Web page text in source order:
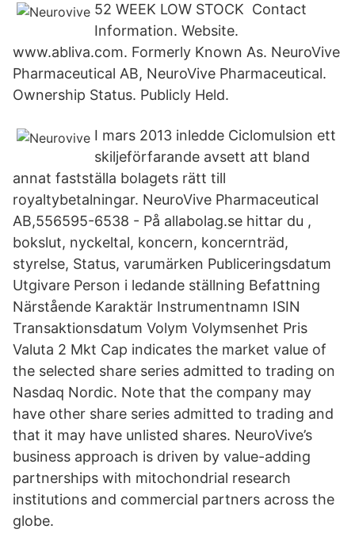
52 WEEK LOW STOCK Contact
Information. Website.
www.abliva.com. Formerly Known As. NeuroVive
Pharmaceutical AB, NeuroVive Pharmaceutical.
Ownership Status. Publicly Held.
I mars 2013 inledde Ciclomulsion ett
skiljeförfarande avsett att bland
annat fastställa bolagets rätt till
royaltybetalningar. NeuroVive Pharmaceutical
AB,556595-6538 - På allabolag.se hittar du ,
bokslut, nyckeltal, koncern, koncernträd,
styrelse, Status, varumärken Publiceringsdatum
Utgivare Person i ledande ställning Befattning
Närstående Karaktär Instrumentnamn ISIN
Transaktionsdatum Volym Volymsenhet Pris
Valuta 2 Mkt Cap indicates the market value of
the selected share series admitted to trading on
Nasdaq Nordic. Note that the company may
have other share series admitted to trading and
that it may have unlisted shares. NeuroVive’s
business approach is driven by value-adding
partnerships with mitochondrial research
institutions and commercial partners across the
globe.